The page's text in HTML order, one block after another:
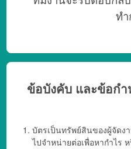
ทำ
ข้อบังคับ และข้อก
บัตรเป็นทรัพย์สินของผู้จัดง
ไปจำหน่ายต่อเพื่อหากำไร